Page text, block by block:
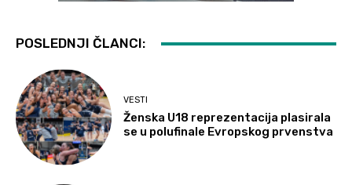
POSLEDNJI ČLANCI:
VESTI
Ženska U18 reprezentacija plasirala
se u polufinale Evropskog prvenstva